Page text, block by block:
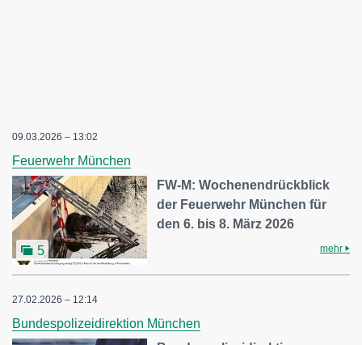
09.03.2026 – 13:02
Feuerwehr München
5
FW-M: Wochenendrückblick
der Feuerwehr München für
den 6. bis 8. März 2026
mehr
27.02.2026 – 12:14
Bundespolizeidirektion München